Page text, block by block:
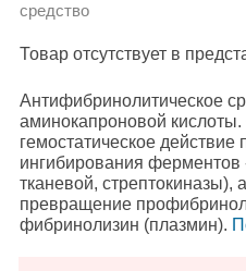
средство
Товар отсутствует в
Антифибринолитическое
аминокапроновой
гемостатическое действие
ингибирования ферментов
тканевой, стрептокиназы),
превращение
фибринолизин (плазмин).